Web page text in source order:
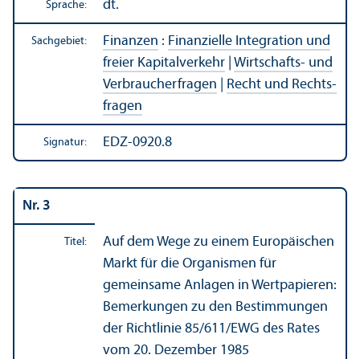
Sprache: dt.
Sachgebiet: Finanzen : Finanz­ielle Integration und
freier Kapitalverkehr Wirtschafts- und
Verbraucherfragen
Recht und Rechts­
fragen
Signatur: EDZ-0920.8
Nr. 3
Titel:
Auf dem Wege zu einem Europäischen
Markt für die Organismen für
gemeinsame Anlagen in Wertpapieren:
Bemerkungen zu den Bestimmungen
der Richtlinie 85/611/EWG des Rates
vom 20. Dezember 1985